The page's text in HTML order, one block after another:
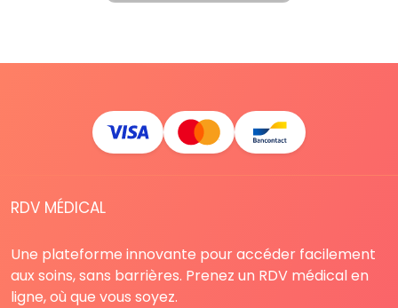
RDV MÉDICAL
Une plateforme innovante pour accéder facilement
aux soins, sans barrières. Prenez un RDV médical en
ligne, où que vous soyez.